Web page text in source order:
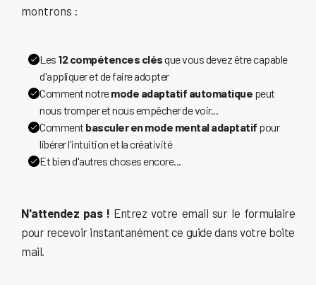
montrons :
Les 12 compétences clésque vous devez être capable
d'appliquer et de faire adopter
Comment notremode adaptatif automatique peut
nous tromper et nous empêcher de voir...
Comment basculer en mode mental adaptatif pour
libérer l'intuition et la créativité
Et bien d'autres choses encore...
N'attendez pas ! Entrez votre email sur le formulaire
pour recevoir instantanément ce guide dans votre boite
mail.